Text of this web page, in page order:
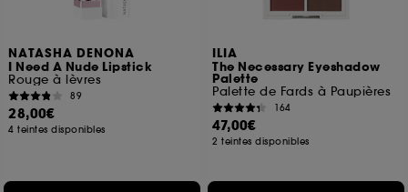
NATASHA DENONA
I Need A Nude Lipstick
Rouge à lèvres
89
28,00€
4 teintes disponibles
ILIA
The Necessary Eyeshadow
Palette
Palette de Fards à Paupières
164
47,00€
2 teintes disponibles